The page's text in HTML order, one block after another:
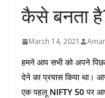
कैसे बनता
March 14, 2021
हमने आप सभी को अपने
देने का प्रयास किया था।
एक पहलू NIFTY 50 पर